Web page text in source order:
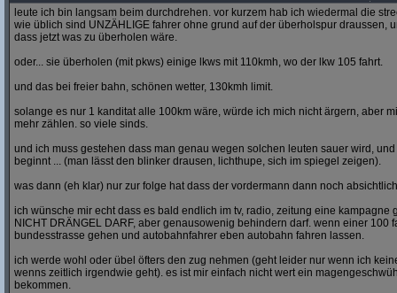
leute ich bin langsam beim durchdrehen. vor kurzem hab ich wiedermal die
wie üblich sind UNZÄHLIGE fahrer ohne grund auf der überholspur draussen,
dass jetzt was zu überholen wäre.
oder... sie überholen (mit pkws) einige lkws mit 110kmh, wo der lkw 105 fahrt.
und das bei freier bahn, schönen wetter, 130kmh limit.
solange es nur 1 kanditat alle 100km wäre, würde ich mich nicht ärgern, aber
mehr zählen. so viele sinds.
und ich muss gestehen dass man genau wegen solchen leuten sauer wird,
beginnt ... (man lässt den blinker drausen, lichthupe, sich im spiegel zeigen).
was dann (eh klar) nur zur folge hat dass der vordermann dann noch
ich wünsche mir echt dass es bald endlich im tv, radio, zeitung eine kampagne
NICHT DRÄNGEL DARF, aber genausowenig behindern darf. wenn einer 100
bundesstrasse gehen und autobahnfahrer eben autobahn fahren lassen.
ich werde wohl oder übel öfters den zug nehmen (geht leider nur wenn ich
wenns zeitlich irgendwie geht). es ist mir einfach nicht wert ein
bekommen.